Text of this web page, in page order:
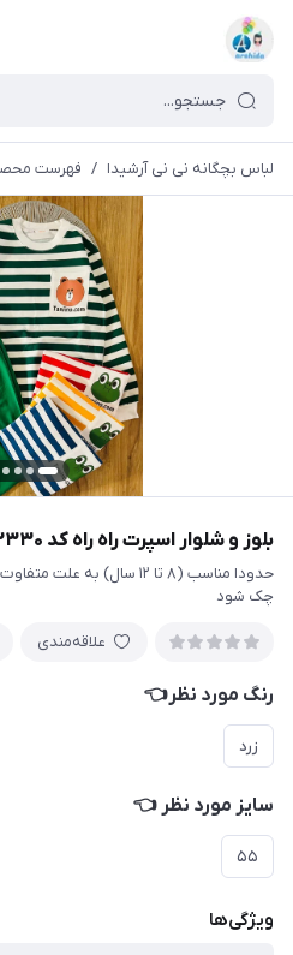
لباس بچگانه نی نی آرشیدا / فهرست
بلوز و شلوار اسپرت راه راه کد ۲۳۳۰
حدودا مناسب (۸ تا ۱۲ سال)
چک شود
علاقه‌مندی
رنگ مورد نظر👈
زرد
سایز مورد نظر 👈
۵۵
ویژگی‌ها